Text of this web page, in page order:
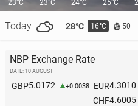
23°C
Today 28°C 16°C 50
23°C 24°C 25°C
NBP Exchange Rate
DATE: 10 AUGUST
GBP5.0172 +0.0038 EUR4.3010
CHF4.6005